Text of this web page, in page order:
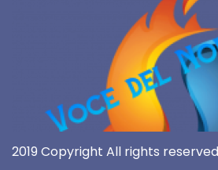
2019 Copyright All rights reserved